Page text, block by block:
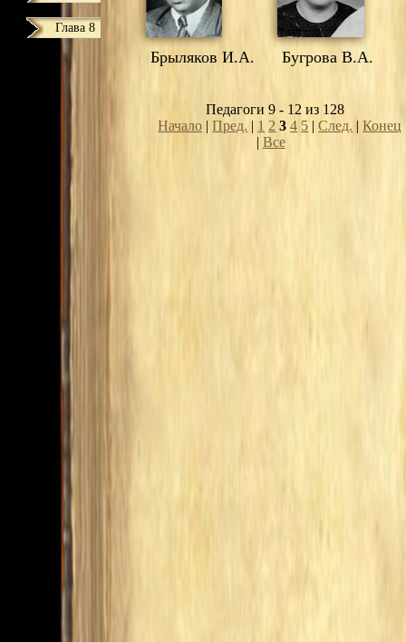
Глава 8
Брыляков И.А. Бугрова В.А.
Педагоги 9 - 12 из 128
Начало |Пред. | 1 2 3 4 5 |След. |Конец
| Все